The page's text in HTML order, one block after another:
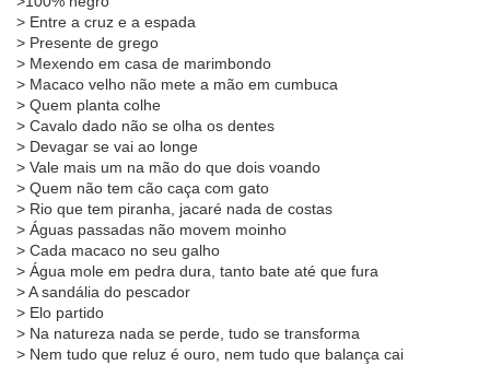
> Entre a cruz e a espada
> Presente de grego
> Mexendo em casa de marimbondo
> Macaco velho não mete a mão em cumbuca
> Quem planta colhe
> Cavalo dado não se olha os dentes
> Devagar se vai ao longe
> Vale mais um na mão do que dois voando
> Quem não tem cão caça com gato
> Rio que tem piranha, jacaré nada de costas
> Águas passadas não movem moinho
> Cada macaco no seu galho
> Água mole em pedra dura, tanto bate até que fura
> A sandália do pescador
> Elo partido
> Na natureza nada se perde, tudo se transforma
> Nem tudo que reluz é ouro, nem tudo que balança cai